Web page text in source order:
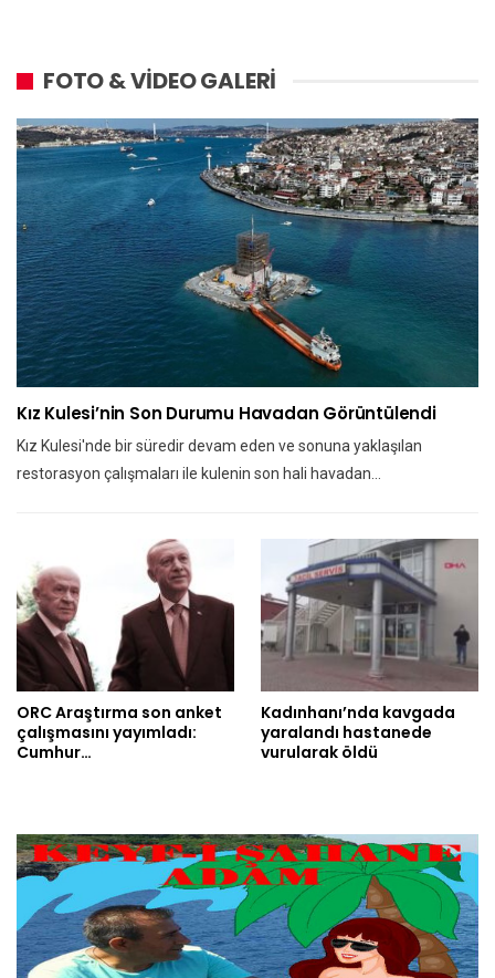
FOTO & VİDEO GALERİ
Kız Kulesi’nin Son Durumu Havadan Görüntülendi
Kız Kulesi'nde bir süredir devam eden ve sonuna yaklaşılan
restorasyon çalışmaları ile kulenin son hali havadan…
ORC Araştırma son anket
çalışmasını yayımladı:
Cumhur…
Kadınhanı’nda kavgada
yaralandı hastanede
vurularak öldü